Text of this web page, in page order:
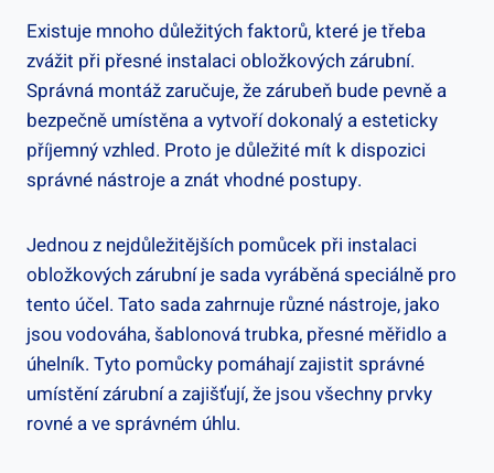
Existuje mnoho důležitých faktorů, které je třeba
zvážit při přesné instalaci obložkových zárubní.
Správná montáž zaručuje, že zárubeň bude pevně a
bezpečně umístěna a vytvoří dokonalý a esteticky
příjemný vzhled. Proto je důležité mít k dispozici
správné nástroje a znát vhodné postupy.
Jednou z nejdůležitějších pomůcek při instalaci
obložkových zárubní je sada vyráběná speciálně pro
tento účel. Tato sada zahrnuje různé nástroje, jako
jsou vodováha, šablonová trubka, přesné měřidlo a
úhelník. Tyto pomůcky pomáhají zajistit správné
umístění zárubní a zajišťují, že jsou všechny prvky
rovné a ve správném úhlu.